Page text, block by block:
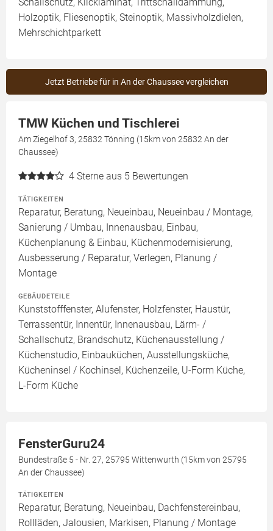
Holzoptik, Fliesenoptik, Steinoptik, Massivholzdielen,
Mehrschichtparkett
Jetzt Betriebe für in An der Chaussee vergleichen
TMW Küchen und Tischlerei
Am Ziegelhof 3, 25832 Tönning (15km von 25832 An der
Chaussee)
4 Sterne aus 5 Bewertungen
TÄTIGKEITEN
Reparatur, Beratung, Neueinbau, Neueinbau / Montage,
Sanierung / Umbau, Innenausbau, Einbau,
Küchenplanung & Einbau, Küchenmodernisierung,
Ausbesserung / Reparatur, Verlegen, Planung /
Montage
GEBÄUDETEILE
Kunststofffenster, Alufenster, Holzfenster, Haustür,
Terrassentür, Innentür, Innenausbau, Lärm- /
Schallschutz, Brandschutz, Küchenausstellung /
Küchenstudio, Einbauküchen, Ausstellungsküche,
Kücheninsel / Kochinsel, Küchenzeile, U-Form Küche,
L-Form Küche
FensterGuru24
Bundestraße 5 - Nr. 27, 25795 Wittenwurth (15km von 25795
An der Chaussee)
TÄTIGKEITEN
Reparatur, Beratung, Neueinbau, Dachfenstereinbau,
Rollläden, Jalousien, Markisen, Planung / Montage